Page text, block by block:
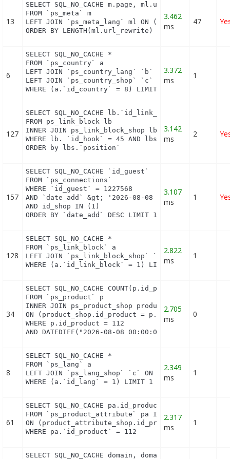
13
SELECT SQL_NO_CACHE m.page, ml.url_rewrite,
FROM `ps_meta` m
LEFT JOIN `ps_meta_lang` ml ON (m.id_meta =
ORDER BY LENGTH(ml.url_rewrite) DESC
3.462
ms
47
6
SELECT SQL_NO_CACHE *
FROM `ps_country` a
LEFT JOIN `ps_country_lang` `b` ON
LEFT JOIN `ps_country_shop` `c` ON
WHERE (a.`id_country` = 8) LIMIT 1
3.372
ms
1
127
SELECT SQL_NO_CACHE lb.`id_link_block`
FROM ps_link_block lb
INNER JOIN ps_link_block_shop lbs ON
WHERE lb. `id_hook` = 45 AND lbs.`id_shop` = 1
ORDER by lbs.`position`
3.142
ms
2
157
SELECT SQL_NO_CACHE `id_guest`
FROM `ps_connections`
WHERE `id_guest` = 1227568
AND `date_add` &gt; '2026-08-08 09:34:00'
AND id_shop IN (1)
ORDER BY `date_add` DESC LIMIT 1
3.107
ms
1
128
SELECT SQL_NO_CACHE *
FROM `ps_link_block` a
LEFT JOIN `ps_link_block_shop` `c` ON
WHERE (a.`id_link_block` = 1) LIMIT 1
2.822
ms
1
34
SELECT SQL_NO_CACHE COUNT(p.id_product)
FROM `ps_product` p
INNER JOIN ps_product_shop product_shop
ON (product_shop.id_product = p.id_product AND
WHERE p.id_product = 112
AND DATEDIFF("2026-08-08 00:00:00",
2.705
ms
0
8
SELECT SQL_NO_CACHE *
FROM `ps_lang` a
LEFT JOIN `ps_lang_shop` `c` ON a.`id_lang` =
WHERE (a.`id_lang` = 1) LIMIT 1
2.349
ms
1
61
SELECT SQL_NO_CACHE pa.id_product_attribute
FROM `ps_product_attribute` pa INNER JOIN
ON (product_attribute_shop.id_product_attribute
WHERE pa.`id_product` = 112
2.317
ms
1
SELECT SQL_NO_CACHE domain, domain_ssl